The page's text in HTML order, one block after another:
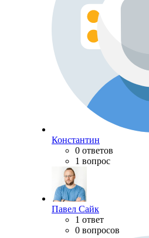
Константин
0 ответов
1 вопрос
Павел Сайк
1 ответ
0 вопросов